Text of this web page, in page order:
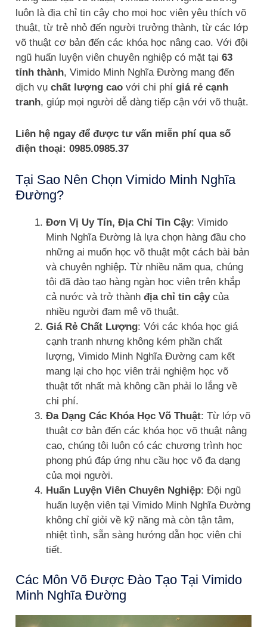
luôn là địa chỉ tin cậy cho mọi học viên yêu thích võ
thuật, từ trẻ nhỏ đến người trưởng thành, từ các lớp
võ thuật cơ bản đến các khóa học nâng cao. Với đội
ngũ huấn luyện viên chuyên nghiệp có mặt tại63
tỉnh thành, Vimido Minh Nghĩa Đường mang đến
dịch vụchất lượng cao với chi phígiá rẻ cạnh
tranh, giúp mọi người dễ dàng tiếp cận với võ thuật.
Liên hệ ngay để được tư vấn miễn phí qua số
điện thoại: 0985.0985.37
Tại Sao Nên Chọn Vimido Minh Nghĩa
Đường?
Đơn Vị Uy Tín, Địa Chỉ Tin Cậy: Vimido
Minh Nghĩa Đường là lựa chọn hàng đầu cho
những ai muốn học võ thuật một cách bài bản
và chuyên nghiệp. Từ nhiều năm qua, chúng
tôi đã đào tạo hàng ngàn học viên trên khắp
cả nước và trở thànhđịa chỉ tin cậycủa
nhiều người đam mê võ thuật.
Giá Rẻ Chất Lượng: Với các khóa học giá
cạnh tranh nhưng không kém phần chất
lượng, Vimido Minh Nghĩa Đường cam kết
mang lại cho học viên trải nghiệm học võ
thuật tốt nhất mà không cần phải lo lắng về
chi phí.
Đa Dạng Các Khóa Học Võ Thuật: Từ lớp võ
thuật cơ bản đến các khóa học võ thuật nâng
cao, chúng tôi luôn có các chương trình học
phong phú đáp ứng nhu cầu học võ đa dạng
của mọi người.
Huấn Luyện Viên Chuyên Nghiệp: Đội ngũ
huấn luyện viên tại Vimido Minh Nghĩa Đường
không chỉ giỏi về kỹ năng mà còn tận tâm,
nhiệt tình, sẵn sàng hướng dẫn học viên chi
tiết.
Các Môn Võ Được Đào Tạo Tại Vimido
Minh Nghĩa Đường